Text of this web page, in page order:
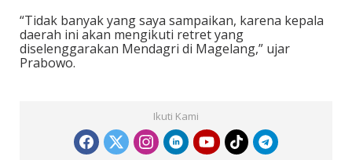
“Tidak banyak yang saya sampaikan, karena kepala
daerah ini akan mengikuti retret yang
diselenggarakan Mendagri di Magelang,” ujar
Prabowo.
Ikuti Kami